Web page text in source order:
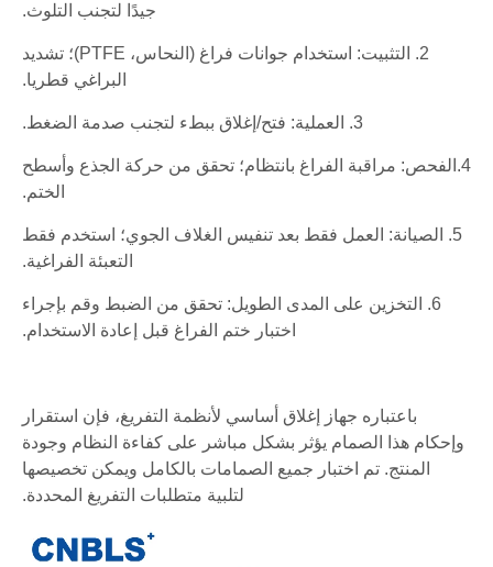
جيدًا لتجنب التلوث.
2. التثبيت: استخدام جوانات فراغ (النحاس، PTFE)؛ تشديد
البراغي قطريا.
3. العملية: فتح/إغلاق ببطء لتجنب صدمة الضغط.
4.الفحص: مراقبة الفراغ بانتظام؛ تحقق من حركة الجذع وأسطح
الختم.
5. الصيانة: العمل فقط بعد تنفيس الغلاف الجوي؛ استخدم فقط
التعبئة الفراغية.
6. التخزين على المدى الطويل: تحقق من الضبط وقم بإجراء
اختبار ختم الفراغ قبل إعادة الاستخدام.
باعتباره جهاز إغلاق أساسي لأنظمة التفريغ، فإن استقرار
وإحكام هذا الصمام يؤثر بشكل مباشر على كفاءة النظام وجودة
المنتج. تم اختبار جميع الصمامات بالكامل ويمكن تخصيصها
لتلبية متطلبات التفريغ المحددة.